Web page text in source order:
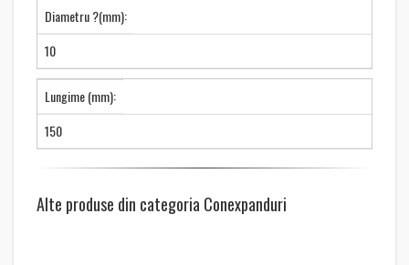
Diametru ?(mm):
10
Lungime (mm):
150
Alte produse din categoria Conexpanduri